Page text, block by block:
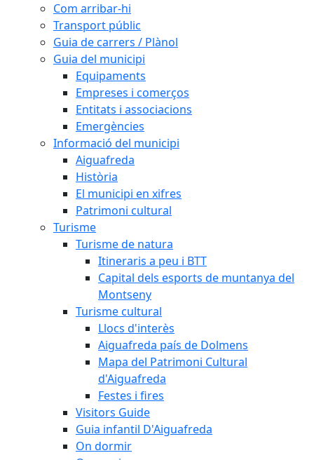
Com arribar-hi
Transport públic
Guia de carrers / Plànol
Guia del municipi
Equipaments
Empreses i comerços
Entitats i associacions
Emergències
Informació del municipi
Aiguafreda
Història
El municipi en xifres
Patrimoni cultural
Turisme
Turisme de natura
Itineraris a peu i BTT
Capital dels esports de muntanya del
Montseny
Turisme cultural
Llocs d'interès
Aiguafreda país de Dolmens
Mapa del Patrimoni Cultural
d'Aiguafreda
Festes i fires
Visitors Guide
Guia infantil D'Aiguafreda
On dormir